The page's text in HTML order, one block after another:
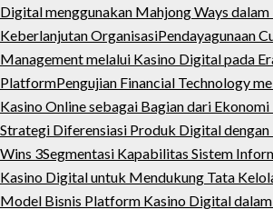
Digital menggunakan Mahjong Ways
Keberlanjutan OrganisasiPendayagunaan
Management melalui Kasino Digital pada
PlatformPengujian Financial Technology
Kasino Online sebagai Bagian dari
Strategi Diferensiasi Produk Digital
Wins 3Segmentasi Kapabilitas Sistem
Kasino Digital untuk Mendukung Tata
Model Bisnis Platform Kasino Digital